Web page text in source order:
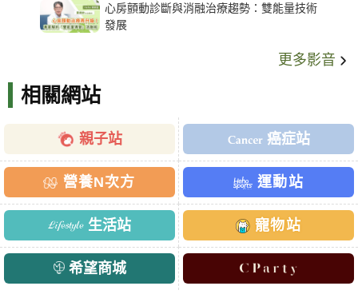
心房顫動診斷與消融治療趨勢：雙能量技術
發展
更多影音
相關網站
親子站 癌症站
營養N次方 運動站
生活站 寵物站
希望商城